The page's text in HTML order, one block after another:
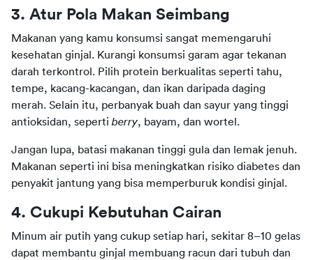
3. Atur Pola Makan Seimbang
Makanan yang kamu konsumsi sangat memengaruhi
kesehatan ginjal. Kurangi konsumsi garam agar tekanan
darah terkontrol. Pilih protein berkualitas seperti tahu,
tempe, kacang-kacangan, dan ikan daripada daging
merah. Selain itu, perbanyak buah dan sayur yang tinggi
antioksidan, seperti berry, bayam, dan wortel.
Jangan lupa, batasi makanan tinggi gula dan lemak jenuh.
Makanan seperti ini bisa meningkatkan risiko diabetes dan
penyakit jantung yang bisa memperburuk kondisi ginjal.
4. Cukupi Kebutuhan Cairan
Minum air putih yang cukup setiap hari, sekitar 8–10 gelas
dapat membantu ginjal membuang racun dari tubuh dan